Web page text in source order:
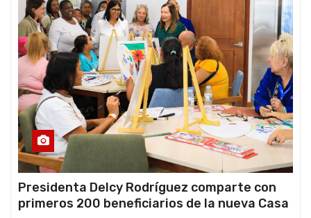
Presidenta Delcy Rodríguez comparte con
primeros 200 beneficiarios de la nueva Casa